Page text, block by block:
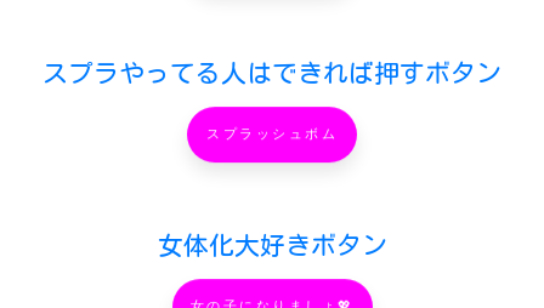
スプラやってる人はできれば押すボタン
スプラッシュボム
女体化大好きボタン